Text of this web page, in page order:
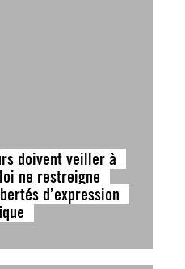
doivent veiller à
ne restreigne
d’expression